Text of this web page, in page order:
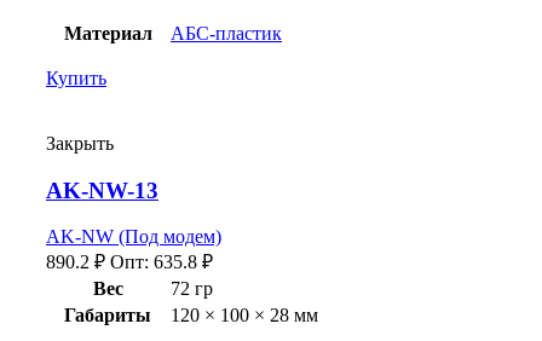
Материал АБС-пластик
Купить
Закрыть
AK-NW-13
AK-NW (Под модем)
890.2 ₽ Опт: 635.8 ₽
Вес
72 гр
Габариты
120 × 100 × 28 мм